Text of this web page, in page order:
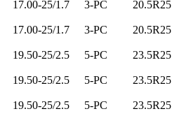
17.00-25/1.7
3-PC 20.5R25
17.00-25/1.7
3-PC 20.5R25
19.50-25/2.5
5-PC 23.5R25
19.50-25/2.5
5-PC 23.5R25
19.50-25/2.5
5-PC 23.5R25